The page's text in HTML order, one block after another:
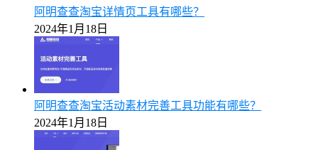
阿明查查淘宝详情页工具有哪些？
2024年1月18日
阿明查查淘宝活动素材完善工具功能有哪些？
2024年1月18日